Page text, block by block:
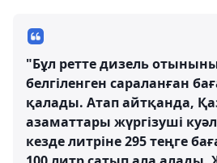
"Бұл ретте дизель
белгіленген сараланған
қалады. Атап айтқанда,
азаматтары жүргізуші
кезде литріне 295 теңге